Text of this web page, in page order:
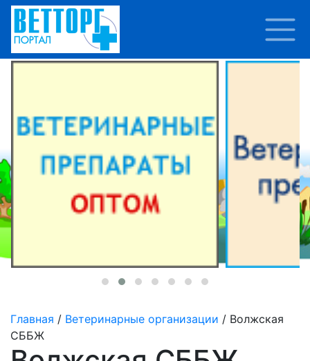
Главная / Ветеринарные организации / Волжская
СББЖ